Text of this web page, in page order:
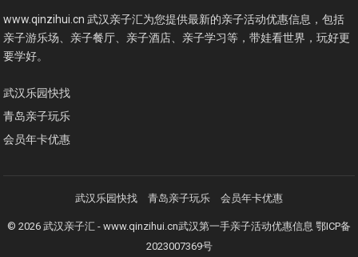
www.qinzihui.cn 武汉亲子汇为您提供最新的亲子活动优惠信息，包括
亲子游乐场、亲子餐厅、亲子酒店、亲子学习等，带娃看世界，玩好更
要学好。
武汉乐园快找
青岛亲子玩乐
会员年卡优惠
武汉乐园快找 青岛亲子玩乐 会员年卡优惠
© 2026 武汉亲子汇 - www.qinzihui.cn武汉第一手亲子活动优惠信息 鄂ICP备
2023007369号